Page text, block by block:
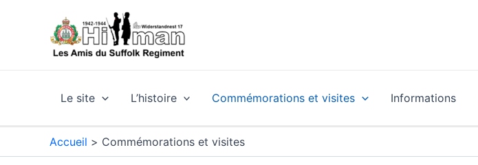
Le site L’histoire Commémorations et visites Informations
Accueil Commémorations et visites